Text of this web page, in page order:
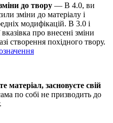
до твору — В 4.0, ви
зміни до матеріалу і
модифікацій. В 3.0 і
вказівка про внесені зміни
створення похідного твору.
матеріал, засновуєте свій
по собі не призводить до